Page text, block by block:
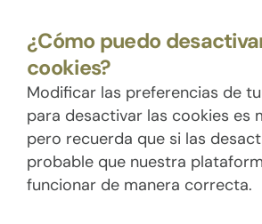
¿Cómo puedo
cookies?
Modificar las preferencias de
para desactivar las cookies es
pero recuerda que si las
probable que nuestra
funcionar de manera correcta.